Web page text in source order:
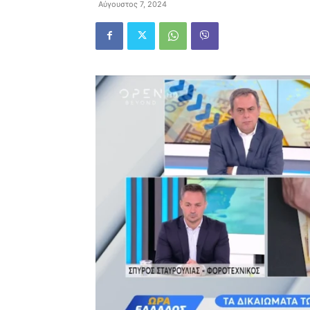
Αύγουστος 7, 2024